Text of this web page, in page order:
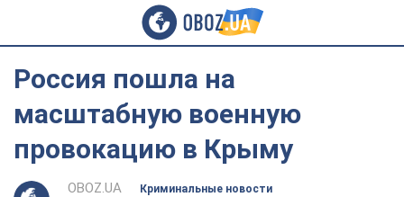
Россия пошла на
масштабную военную
провокацию в Крыму
OBOZ.UA
Криминальные новости